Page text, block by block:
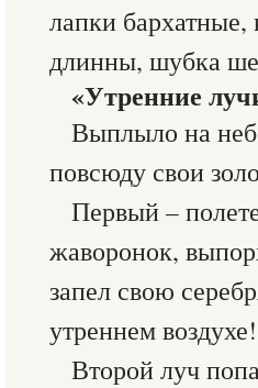
лапки
длинны, шубка
«Утренние
Выплыло на
повсюду свои
Первый –
жаворонок,
запел свою
утреннем
Второй луч